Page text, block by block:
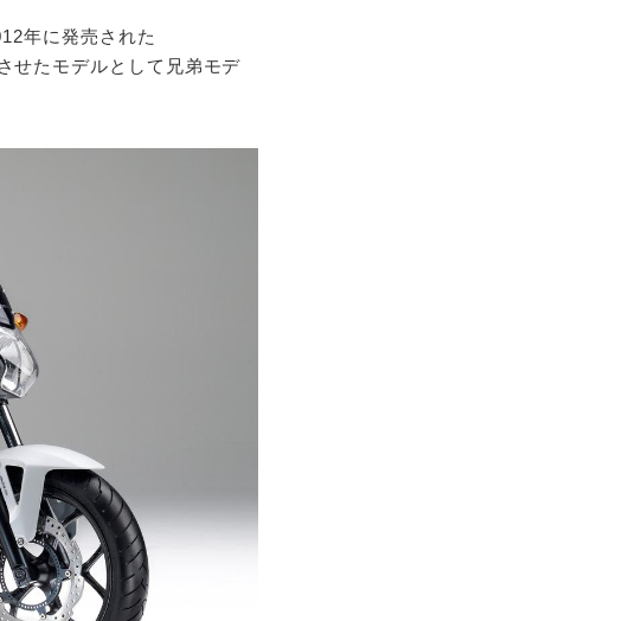
年に発売された
せたモデルとして兄弟モデ